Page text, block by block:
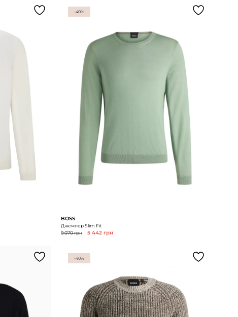
-40%
BOSS
Джемпер Slim Fit
9 070 грн
5 442 грн
-40%